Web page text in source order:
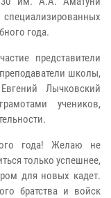
года.
представители
школы,
Лычковский
учеников,
года! Желаю не
только успешнее,
для новых кадет.
братства и войск